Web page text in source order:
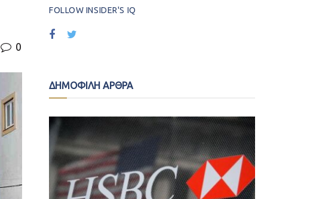
0
FOLLOW INSIDER'S IQ
ΔΗΜΟΦΙΛΗ ΑΡΘΡΑ